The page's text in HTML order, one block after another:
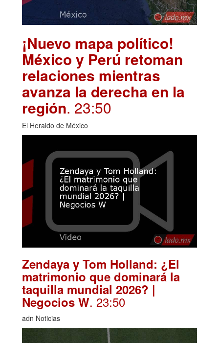
¡Nuevo mapa político!
México y Perú retoman
relaciones mientras
avanza la derecha en la
región. 23:50
El Heraldo de México
Zendaya y Tom Holland: ¿El
matrimonio que dominará la
taquilla mundial 2026? |
Negocios W. 23:50
adn Noticias